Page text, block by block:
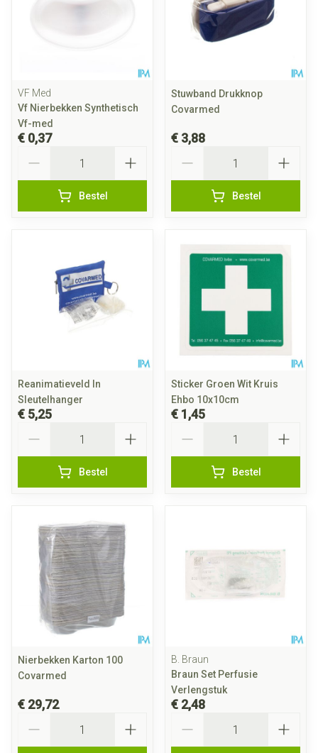
VF Med
Vf Nierbekken Synthetisch
Vf-med
€ 0,37
Bestel
Stuwband Drukknop
Covarmed
€ 3,88
Bestel
Reanimatieveld In
Sleutelhanger
€ 5,25
Bestel
Sticker Groen Wit Kruis
Ehbo 10x10cm
€ 1,45
Bestel
Nierbekken Karton 100
Covarmed
€ 29,72
B. Braun
Braun Set Perfusie
Verlengstuk
€ 2,48